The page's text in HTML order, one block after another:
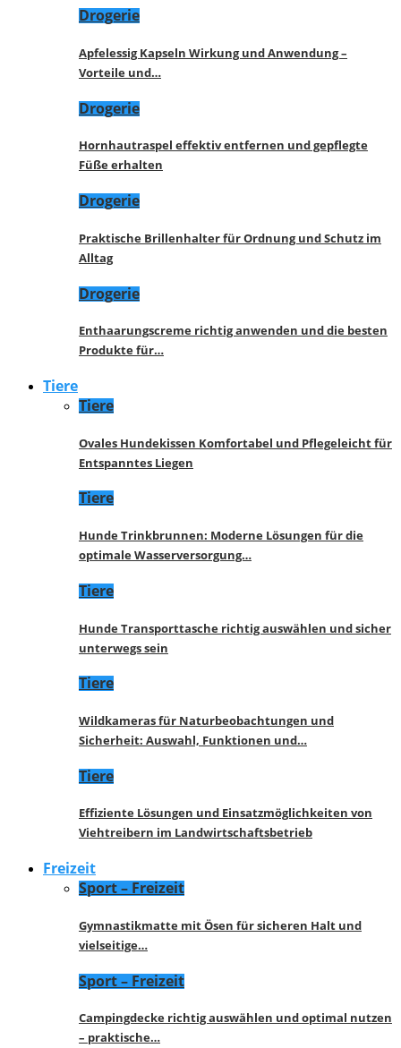
Drogerie
Apfelessig Kapseln Wirkung und Anwendung –
Vorteile und…
Drogerie
Hornhautraspel effektiv entfernen und gepflegte
Füße erhalten
Drogerie
Praktische Brillenhalter für Ordnung und Schutz im
Alltag
Drogerie
Enthaarungscreme richtig anwenden und die besten
Produkte für…
Tiere
Tiere
Ovales Hundekissen Komfortabel und Pflegeleicht für
Entspanntes Liegen
Tiere
Hunde Trinkbrunnen: Moderne Lösungen für die
optimale Wasserversorgung…
Tiere
Hunde Transporttasche richtig auswählen und sicher
unterwegs sein
Tiere
Wildkameras für Naturbeobachtungen und
Sicherheit: Auswahl, Funktionen und…
Tiere
Effiziente Lösungen und Einsatzmöglichkeiten von
Viehtreibern im Landwirtschaftsbetrieb
Freizeit
Sport – Freizeit
Gymnastikmatte mit Ösen für sicheren Halt und
vielseitige…
Sport – Freizeit
Campingdecke richtig auswählen und optimal nutzen
– praktische…